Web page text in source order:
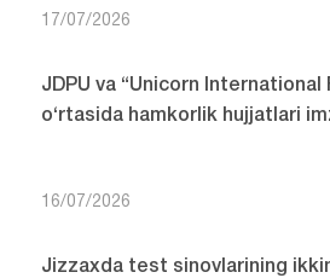
17/07/2026
JDPU va “Unicorn International
o‘rtasida hamkorlik hujjatlari
16/07/2026
Jizzaxda test sinovlarining